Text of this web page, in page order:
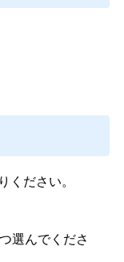
ださい。
選んでくださ